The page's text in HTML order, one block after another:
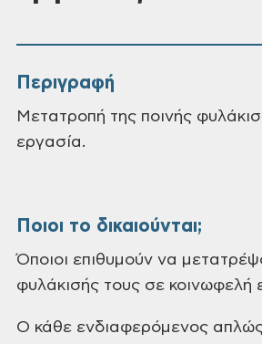
Περιγραφή
Μετατροπή της ποινής
εργασία.
Ποιοι το δικαιούνται;
Όποιοι επιθυμούν να
φυλάκισής τους σε κοινωφελή
Ο κάθε ενδιαφερόμενος